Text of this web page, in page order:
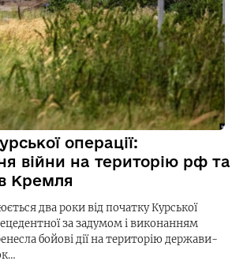
операції:
війни на територію рф та
Кремля
два роки від початку Курської
за задумом і виконанням
бойові дії на територію держави-